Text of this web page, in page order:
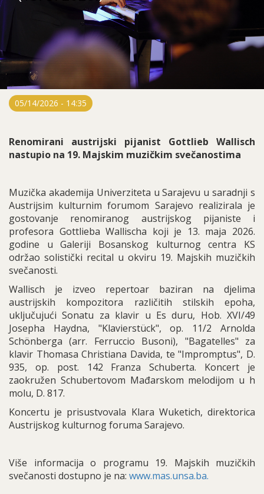
05/14/2026 - 14:35
Renomirani austrijski pijanist Gottlieb Wallisch
nastupio na 19. Majskim muzičkim svečanostima
Muzička akademija Univerziteta u Sarajevu u saradnji s
Austrijsim kulturnim forumom Sarajevo realizirala je
gostovanje renomiranog austrijskog pijaniste i
profesora Gottlieba Wallischa koji je 13. maja 2026.
godine u Galeriji Bosanskog kulturnog centra KS
održao solistički recital u okviru 19. Majskih muzičkih
svečanosti.
Wallisch je izveo repertoar baziran na djelima
austrijskih kompozitora različitih stilskih epoha,
uključujući Sonatu za klavir u Es duru, Hob. XVI/49
Josepha Haydna, "Klavierstück", op. 11/2 Arnolda
Schönberga (arr. Ferruccio Busoni), "Bagatelles" za
klavir Thomasa Christiana Davida, te "Impromptus", D.
935, op. post. 142 Franza Schuberta. Koncert je
zaokružen Schubertovom Mađarskom melodijom u h
molu, D. 817.
Koncertu je prisustvovala Klara Wuketich, direktorica
Austrijskog kulturnog foruma Sarajevo.
Više informacija o programu 19. Majskih muzičkih
svečanosti dostupno je na: www.mas.unsa.ba.